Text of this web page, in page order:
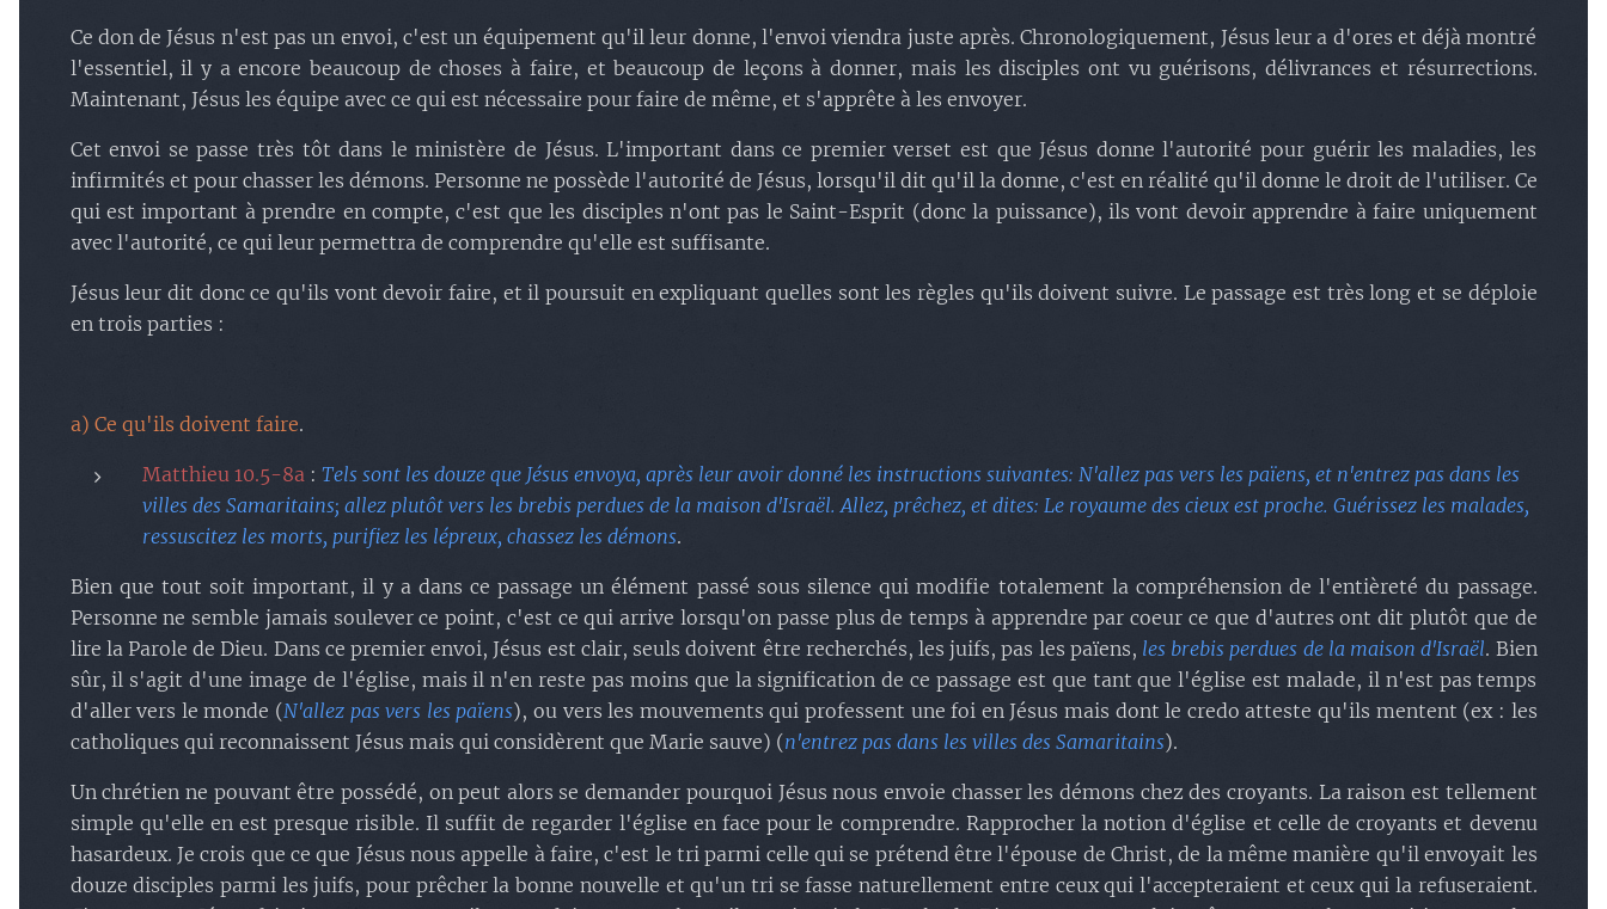
Ce don de Jésus n'est pas un envoi, c'est un équipement qu'il leur donne, l'envoi viendra juste après. Chronologiquement, Jésus leur a d'ores et déjà montré
l'essentiel, il y a encore beaucoup de choses à faire, et beaucoup de leçons à donner, mais les disciples ont vu guérisons, délivrances et résurrections.
Maintenant, Jésus les équipe avec ce qui est nécessaire pour faire de même, et s'apprête à les envoyer.
Cet envoi se passe très tôt dans le ministère de Jésus. L'important dans ce premier verset est que Jésus donne l'autorité pour guérir les maladies, les
infirmités et pour chasser les démons. Personne ne possède l'autorité de Jésus, lorsqu'il dit qu'il la donne, c'est en réalité qu'il donne le droit de l'utiliser. Ce
qui est important à prendre en compte, c'est que les disciples n'ont pas le Saint-Esprit (donc la puissance), ils vont devoir apprendre à faire uniquement
avec l'autorité, ce qui leur permettra de comprendre qu'elle est suffisante.
Jésus leur dit donc ce qu'ils vont devoir faire, et il poursuit en expliquant quelles sont les règles qu'ils doivent suivre. Le passage est très long et se déploie
en trois parties :
a) Ce qu'ils doivent faire.
Matthieu 10.5-8a: Tels sont les douze que Jésus envoya, après leur avoir donné les instructions suivantes: N'allez pas vers les païens, et n'entrez pas dans les
villes des Samaritains; allez plutôt vers les brebis perdues de la maison d'Israël. Allez, prêchez, et dites: Le royaume des cieux est proche. Guérissez les malades,
ressuscitez les morts, purifiez les lépreux, chassez les démons.
Bien que tout soit important, il y a dans ce passage un élément passé sous silence qui modifie totalement la compréhension de l'entièreté du passage.
Personne ne semble jamais soulever ce point, c'est ce qui arrive lorsqu'on passe plus de temps à apprendre par coeur ce que d'autres ont dit plutôt que de
lire la Parole de Dieu. Dans ce premier envoi, Jésus est clair, seuls doivent être recherchés, les juifs, pas les païens, les brebis perdues de la maison d'Israël. Bien
sûr, il s'agit d'une image de l'église, mais il n'en reste pas moins que la signification de ce passage est que tant que l'église est malade, il n'est pas temps
d'aller vers le monde (N'allez pas vers les païens), ou vers les mouvements qui professent une foi en Jésus mais dont le credo atteste qu'ils mentent (ex : les
catholiques qui reconnaissent Jésus mais qui considèrent que Marie sauve) (n'entrez pas dans les villes des Samaritains).
Un chrétien ne pouvant être possédé, on peut alors se demander pourquoi Jésus nous envoie chasser les démons chez des croyants. La raison est tellement
simple qu'elle en est presque risible. Il suffit de regarder l'église en face pour le comprendre. Rapprocher la notion d'église et celle de croyants et devenu
hasardeux. Je crois que ce que Jésus nous appelle à faire, c'est le tri parmi celle qui se prétend être l'épouse de Christ, de la même manière qu'il envoyait les
douze disciples parmi les juifs, pour prêcher la bonne nouvelle et qu'un tri se fasse naturellement entre ceux qui l'accepteraient et ceux qui la refuseraient.